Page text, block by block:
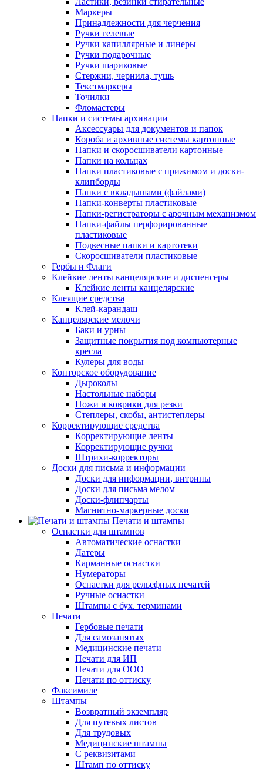
Маркеры
Принадлежности для черчения
Ручки гелевые
Ручки капиллярные и линеры
Ручки подарочные
Ручки шариковые
Стержни, чернила, тушь
Текстмаркеры
Точилки
Фломастеры
Папки и системы архивации
Аксессуары для документов и папок
Короба и архивные системы картонные
Папки и скоросшиватели картонные
Папки на кольцах
Папки пластиковые с прижимом и доски-
клипборды
Папки с вкладышами (файлами)
Папки-конверты пластиковые
Папки-регистраторы с арочным механизмом
Папки-файлы перфорированные
пластиковые
Подвесные папки и картотеки
Скоросшиватели пластиковые
Гербы и Флаги
Клейкие ленты канцелярские и диспенсеры
Клейкие ленты канцелярские
Клеящие средства
Клей-карандаш
Канцелярские мелочи
Баки и урны
Защитные покрытия под компьютерные
кресла
Кулеры для воды
Конторское оборудование
Дыроколы
Настольные наборы
Ножи и коврики для резки
Степлеры, скобы, антистеплеры
Корректирующие средства
Корректирующие ленты
Корректирующие ручки
Штрихи-корректоры
Доски для письма и информации
Доски для информации, витрины
Доски для письма мелом
Доски-флипчарты
Магнитно-маркерные доски
Печати и штампы
Оснастки для штампов
Автоматические оснастки
Датеры
Карманные оснастки
Нумераторы
Оснастки для рельефных печатей
Ручные оснастки
Штампы с бух. терминами
Печати
Гербовые печати
Для самозанятых
Медицинские печати
Печати для ИП
Печати для ООО
Печати по оттиску
Факсимиле
Штампы
Возвратный экземпляр
Для путевых листов
Для трудовых
Медицинские штампы
С реквизитами
Штамп по оттиску